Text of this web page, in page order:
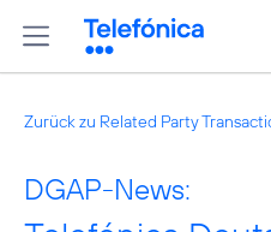
Zurück zu Related Party
DGAP-News: